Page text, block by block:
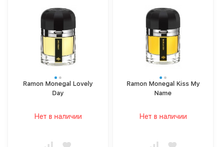
Ramon Monegal Lovely
Day
Нет в наличии
Ramon Monegal Kiss My
Name
Нет в наличии